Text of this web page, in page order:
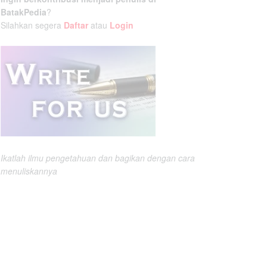
BatakPedia?
Silahkan segera Daftar atau Login
Ikatlah ilmu pengetahuan dan bagikan dengan cara
menuliskannya